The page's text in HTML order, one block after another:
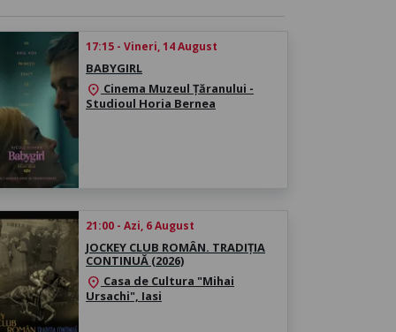
17:15 - Vineri, 14 August
BABYGIRL
location_on Cinema Muzeul Țăranului -
Studioul Horia Bernea
21:00 - Azi, 6 August
JOCKEY CLUB ROMÂN. TRADIȚIA
CONTINUĂ (2026)
location_on Casa de Cultura "Mihai
Ursachi", Iasi